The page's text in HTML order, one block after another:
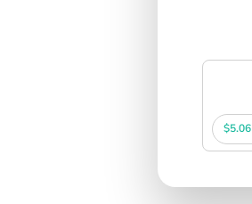
$5.06